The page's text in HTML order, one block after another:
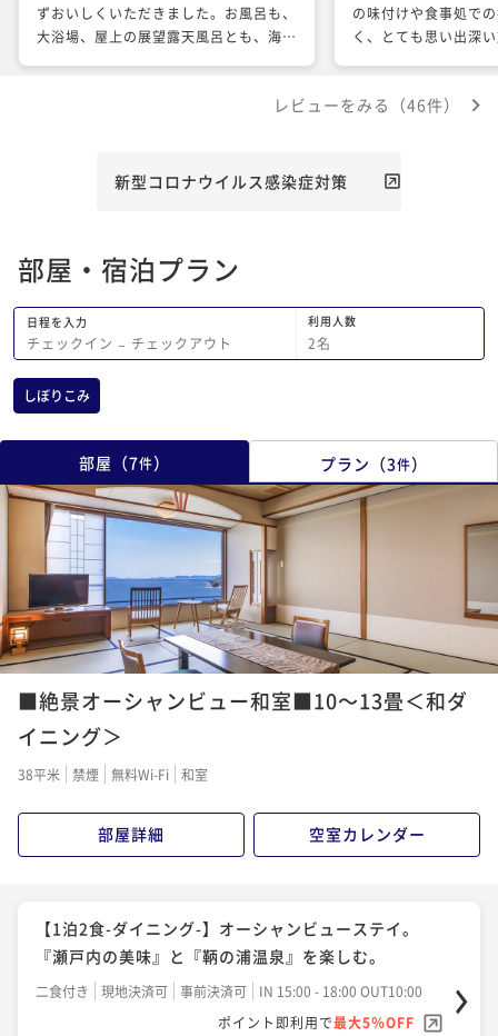
ずおいしくいただきました。お風呂も、
大浴場、屋上の展望露天風呂とも、海の
な方ばかりで、親切に館内の利用につて
ちょっと贅沢な気分になりました。マイ
た。
の味付けや食事処で
く、とても思い出深
頂きます。
レビューをみる（46件）
新型コロナウイルス感染症対策
部屋・宿泊プラン
日程を入力
チェックイン − チェックアウト
利用人数
2名
しぼりこみ
部屋 （7件） プラン （3件）
■絶景オーシャンビュー和室■10～13畳＜和ダ
イニング＞
38平米 禁煙 無料Wi-Fi 和室
部屋詳細 空室カレンダー
【1泊2食-ダイニング-】オーシャンビューステイ。
『瀬戸内の美味』と『鞆の浦温泉』を楽しむ。
二食付き 現地決済可 事前決済可
IN 15:00 - 18:00 OUT10:00
ポイント即利用で最大5％OFF